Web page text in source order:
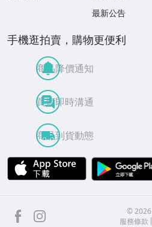
最新公告
手機逛拍賣，購物更便利
商品降價通知
買賣即時溝通
商品到貨動態
APP Store
facebook ©2026
服務條款